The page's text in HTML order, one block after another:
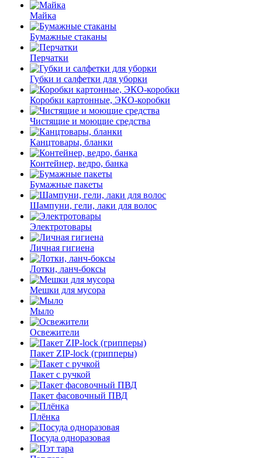
Майка
Бумажные стаканы
Перчатки
Губки и салфетки для уборки
Коробки картонные, ЭКО-коробки
Чистящие и моющие средства
Канцтовары, бланки
Контейнер, ведро, банка
Бумажные пакеты
Шампуни, гели, лаки для волос
Электротовары
Личная гигиена
Лотки, ланч-боксы
Мешки для мусора
Мыло
Освежители
Пакет ZIP-lock (грипперы)
Пакет с ручкой
Пакет фасовочный ПВД
Плёнка
Посуда одноразовая